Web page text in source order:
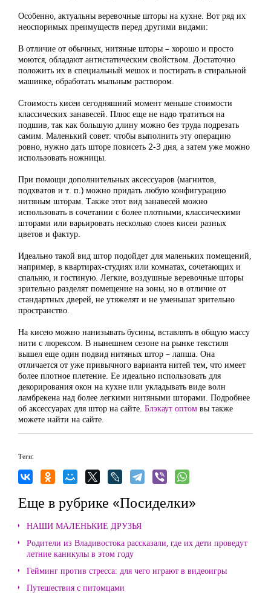
Особенно, актуальны веревочные шторы на кухне. Вот ряд их
неоспоримых преимуществ перед другими видами:
В отличие от обычных, нитяные шторы – хорошо и просто
моются, обладают антистатическим свойством. Достаточно
положить их в специальный мешок и постирать в стиральной
машинке, обработать мыльным раствором.
Стоимость кисеи сегодняшний момент меньше стоимости
классических занавесей. Плюс еще не надо тратиться на
подшив, так как большую длину можно без труда подрезать
самим. Маленький совет: чтобы выполнить эту операцию
ровно, нужно дать шторе повисеть 2-3 дня, а затем уже можно
использовать ножницы.
При помощи дополнительных аксессуаров (магнитов,
подхватов и т. п.) можно придать любую конфигурацию
нитяным шторам. Также этот вид занавесей можно
использовать в сочетании с более плотными, классическими
шторами или варьировать несколько слоев кисеи разных
цветов и фактур.
Идеально такой вид штор подойдет для маленьких помещений,
например, в квартирах-студиях или комнатах, сочетающих и
спальню, и гостиную. Легкие, воздушные веревочные шторы
зрительно разделят помещение на зоны, но в отличие от
стандартных дверей, не утяжелят и не уменьшат зрительно
пространство.
На кисею можно нанизывать бусины, вставлять в общую массу
нити с люрексом. В нынешнем сезоне на рынке текстиля
вышел еще один подвид нитяных штор – лапша. Она
отличается от уже привычного варианта нитей тем, что имеет
более плотное плетение. Ее идеально использовать для
декорирования окон на кухне или укладывать виде волн
ламбрекена над более легкими нитяными шторами. Подробнее
об аксессуарах для штор на сайте. Блэкаут оптом вы также
можете найти на сайте.
Теги:
Еще в рубрике «Посиделки»
НАШИ МАЛЕНЬКИЕ ДРУЗЬЯ
Родители из Владивостока рассказали, где их дети проведут
летние каникулы в этом году
Гейминг против стресса: для чего играют в видеоигры
Путешествия с питомцами